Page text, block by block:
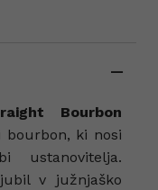
Bourbon
ki nosi
ustanovitelja.
v južnjaško